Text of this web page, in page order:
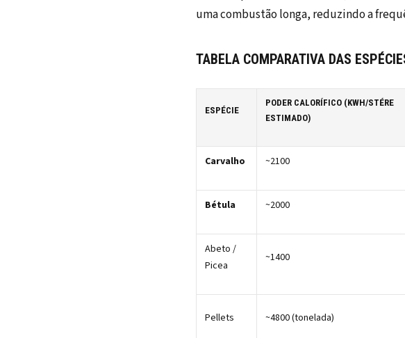
uma combustão longa, reduzindo a
TABELA COMPARATIVA DAS
ESPÉCIE
PODER CALORÍFICO (KWH/STÉRE
ESTIMADO)
Carvalho ~2100
Bétula ~2000
Abeto /
Picea
~1400
Pellets ~4800 (tonelada)